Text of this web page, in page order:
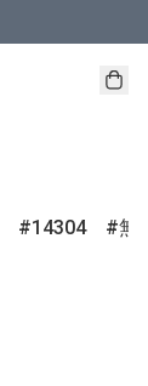
14304
無